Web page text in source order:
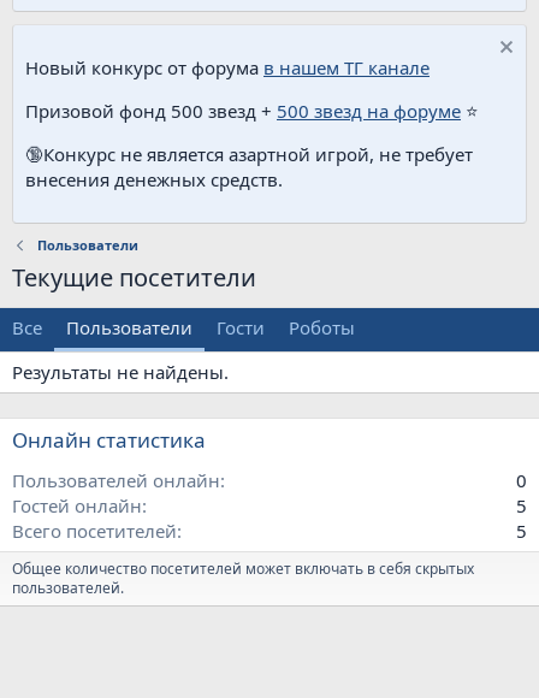
Новый конкурс от форума в нашем ТГ канале
Призовой фонд 500 звезд + 500 звезд на форуме ⭐️
🔞Конкурс не является азартной игрой, не требует
внесения денежных средств.
Пользователи
Текущие посетители
Все Пользователи Гости
Роботы
Результаты не найдены.
Онлайн статистика
Пользователей онлайн
0
Гостей онлайн
5
Всего посетителей
5
Общее количество посетителей может включать в себя скрытых
пользователей.